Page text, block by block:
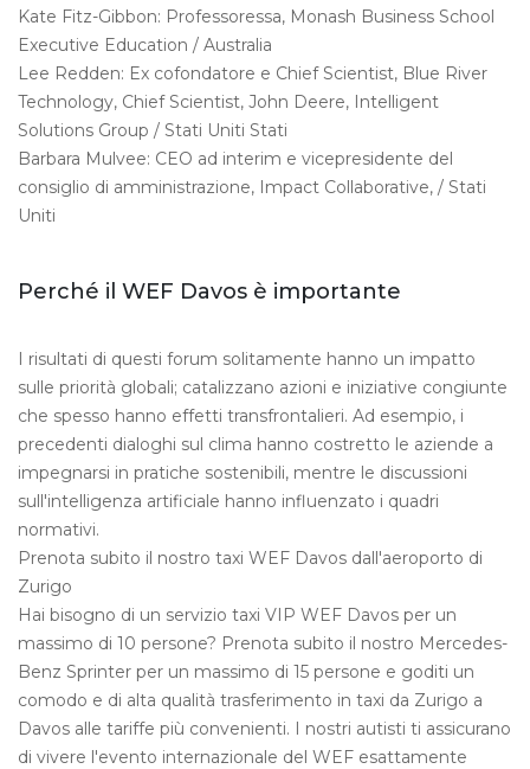
Kate Fitz-Gibbon: Professoressa, Monash Business School
Executive Education / Australia
Lee Redden: Ex cofondatore e Chief Scientist, Blue River
Technology, Chief Scientist, John Deere, Intelligent
Solutions Group / Stati Uniti Stati
Barbara Mulvee: CEO ad interim e vicepresidente del
consiglio di amministrazione, Impact Collaborative, / Stati
Uniti
Perché il WEF Davos è importante
I risultati di questi forum solitamente hanno un impatto
sulle priorità globali; catalizzano azioni e iniziative congiunte
che spesso hanno effetti transfrontalieri. Ad esempio, i
precedenti dialoghi sul clima hanno costretto le aziende a
impegnarsi in pratiche sostenibili, mentre le discussioni
sull'intelligenza artificiale hanno influenzato i quadri
normativi.
Prenota subito il nostro taxi WEF Davos dall'aeroporto di
Zurigo
Hai bisogno di un servizio taxi VIP WEF Davos per un
massimo di 10 persone? Prenota subito il nostro Mercedes-
Benz Sprinter per un massimo di 15 persone e goditi un
comodo e di alta qualità trasferimento in taxi da Zurigo a
Davos alle tariffe più convenienti. I nostri autisti ti assicurano
di vivere l'evento internazionale del WEF esattamente